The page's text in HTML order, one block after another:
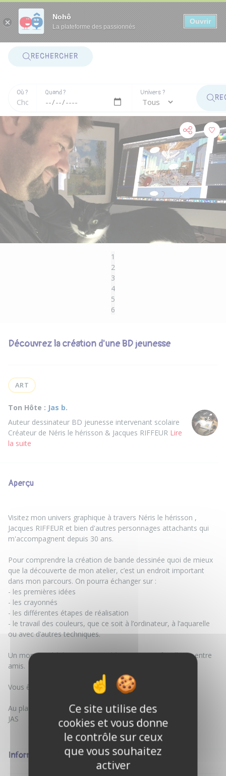
Nohô
La plateforme des passionnés
Ouvrir
RECHERCHER
Où ? Quand ? Univers ?
1
2
3
4
5
6
Découvrez la création d'une BD jeunesse
ART
Ton Hôte : Jas b.
Auteur dessinateur BD jeunesse intervenant scolaire
Créateur de Néris le hérisson & Jacques RIFFEUR Lire
la suite
Aperçu
Visitez mon univers graphique à travers Néris le hérisson ,
Jacques RIFFEUR et bien d'autres personnages attachants qui
m'accompagnent depuis 30 ans.
Pour comprendre la création de bande dessinée quoi de mieux
que la découverte de mon atelier, c’est un endroit important
dans mon parcours. On pourra échanger sur :
- les premières idées
- les crayonnés
- les différentes étapes de réalisation
- le travail des couleurs, que ce soit à l’ordinateur, à l’aquarelle
ou avec d’autres techniques.
Un moment d'échange convivial à partager en famille ou entre
amis.
Vous êtes plutôt thé, café, chocolat ?
Au plaisir de vous rencontrer.
JAS
Informations
Panneau de gestion des cookies
Ce site utilise des
cookies et vous donne
le contrôle sur ceux
que vous souhaitez
activer